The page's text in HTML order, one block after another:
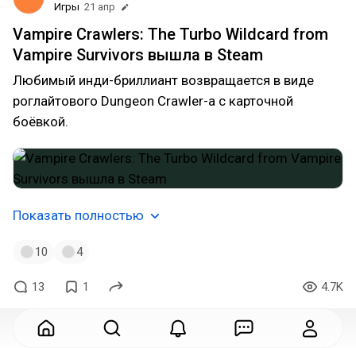
Игры 21 апр
Vampire Crawlers: The Turbo Wildcard from
Vampire Survivors вышла в Steam
Любимый инди-бриллиант возвращается в виде
роглайтового Dungeon Crawler-а с карточной
боёвкой.
Показать полностью
10 4
13 1 4.7K